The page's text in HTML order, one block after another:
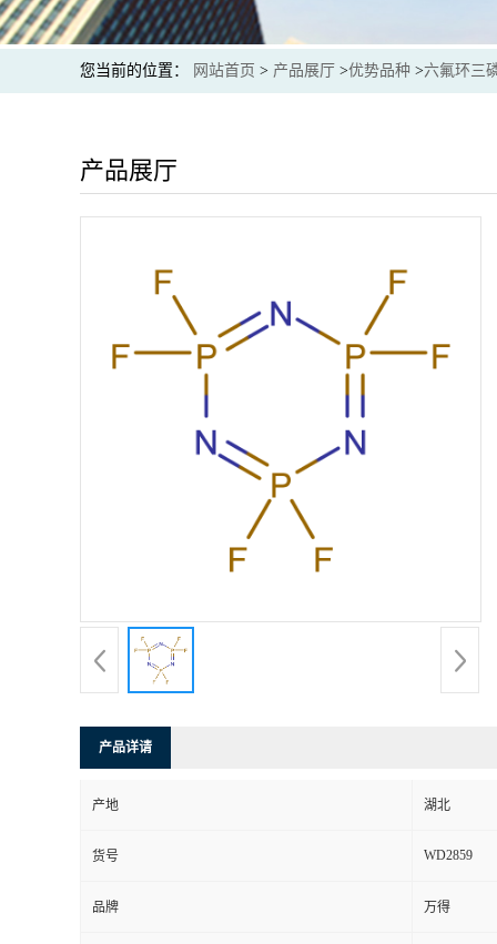
您当前的位置： 网站首页 > 产品展厅 >优势品种 >六氟环三
产品展厅
产品详请
产地 湖北
货号 WD2859
品牌 万得